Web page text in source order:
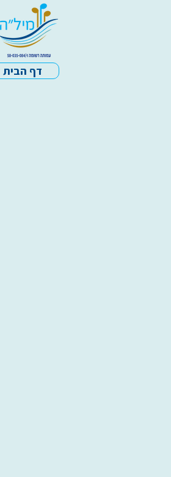
עמותת מיל"ה - דף הביתדף הבית